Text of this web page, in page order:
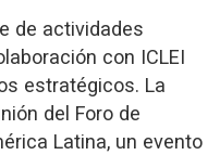
de actividades
con ICLEI
estratégicos. La
del Foro de
Latina, un evento